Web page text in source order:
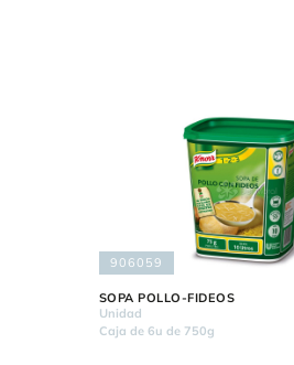
906059
SOPA POLLO-FIDEOS
Unidad
Caja de 6u de 750g